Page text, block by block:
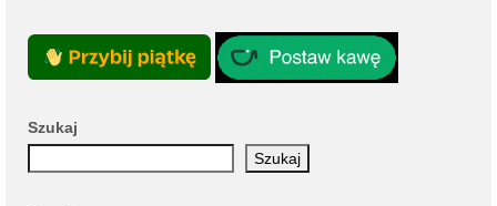
Szukaj
Szukaj